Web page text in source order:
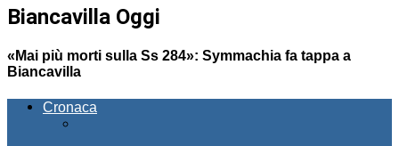
Biancavilla Oggi
«Mai più morti sulla Ss 284»: Symmachia fa tappa a
Biancavilla
Cronaca